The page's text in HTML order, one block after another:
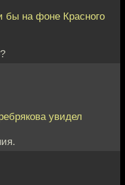
на фоне Красного
увидел